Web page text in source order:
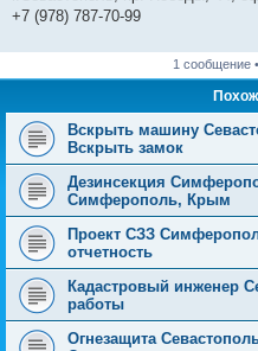
+7 (978) 787-70-99
1 сообщение
Вскрыть машину
Вскрыть замок
Дезинсекция
Симферополь, Крым
Проект СЗЗ
отчетность
Кадастровый инженер
работы
Огнезащита